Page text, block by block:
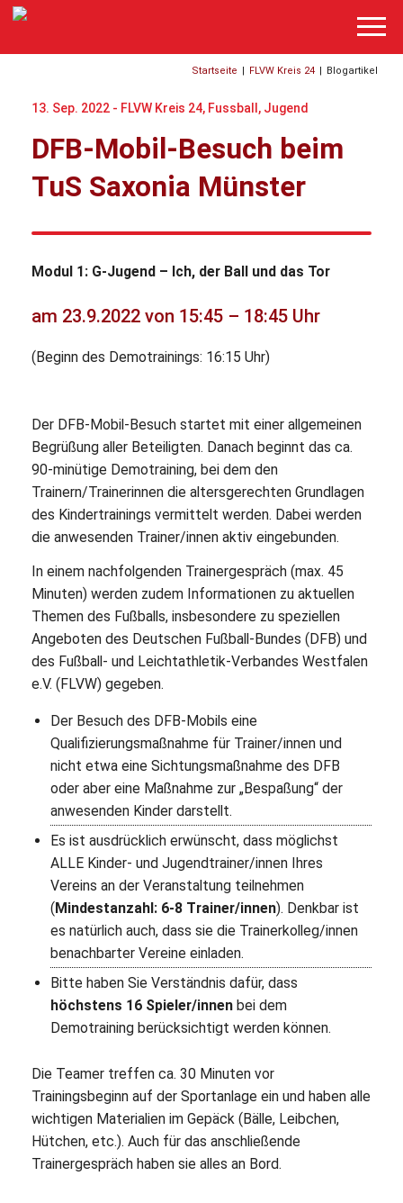
Startseite | FLVW Kreis 24 | Blogartikel
13. Sep. 2022 - FLVW Kreis 24, Fussball , Jugend
DFB-Mobil-Besuch beim
TuS Saxonia Münster
Modul 1: G-Jugend – Ich, der Ball und das Tor
am 23.9.2022 von 15:45 – 18:45 Uhr
(Beginn des Demotrainings: 16:15 Uhr)
Der DFB-Mobil-Besuch startet mit einer allgemeinen
Begrüßung aller Beteiligten. Danach beginnt das ca.
90-minütige Demotraining, bei dem den
Trainern/Trainerinnen die altersgerechten Grundlagen
des Kindertrainings vermittelt werden. Dabei werden
die anwesenden Trainer/innen aktiv eingebunden.
In einem nachfolgenden Trainergespräch (max. 45
Minuten) werden zudem Informationen zu aktuellen
Themen des Fußballs, insbesondere zu speziellen
Angeboten des Deutschen Fußball-Bundes (DFB) und
des Fußball- und Leichtathletik-Verbandes Westfalen
e.V. (FLVW) gegeben.
Der Besuch des DFB-Mobils eine
Qualifizierungsmaßnahme für Trainer/innen und
nicht etwa eine Sichtungsmaßnahme des DFB
oder aber eine Maßnahme zur „Bespaßung“ der
anwesenden Kinder darstellt.
Es ist ausdrücklich erwünscht, dass möglichst
ALLE Kinder- und Jugendtrainer/innen Ihres
Vereins an der Veranstaltung teilnehmen
(Mindestanzahl: 6-8 Trainer/innen). Denkbar ist
es natürlich auch, dass sie die Trainerkolleg/innen
benachbarter Vereine einladen.
Bitte haben Sie Verständnis dafür, dass
höchstens 16 Spieler/innen bei dem
Demotraining berücksichtigt werden können.
Die Teamer treffen ca. 30 Minuten vor
Trainingsbeginn auf der Sportanlage ein und haben alle
wichtigen Materialien im Gepäck (Bälle, Leibchen,
Hütchen, etc.). Auch für das anschließende
Trainergespräch haben sie alles an Bord.